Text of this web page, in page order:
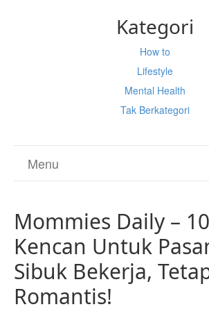
Kategori
How to
Lifestyle
Mental Health
Tak Berkategori
Menu
Mommies Daily –
Kencan Untuk
Sibuk Bekerja,
Romantis!